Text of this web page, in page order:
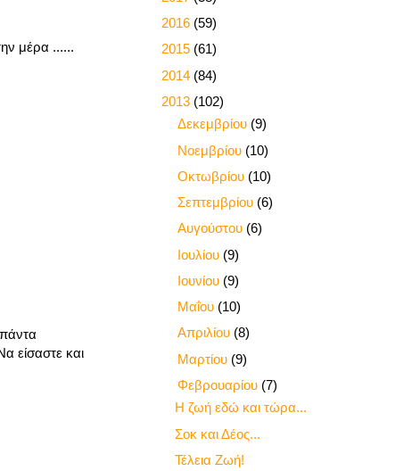
μέρα ......
είσαστε και
2016 (59)
2015 (61)
2014 (84)
2013 (102)
Δεκεμβρίου (9)
Νοεμβρίου (10)
Οκτωβρίου (10)
Σεπτεμβρίου (6)
Αυγούστου (6)
Ιουλίου (9)
Ιουνίου (9)
Μαΐου (10)
Απριλίου (8)
Μαρτίου (9)
Φεβρουαρίου (7)
Η ζωή εδώ και τώρα...
Σοκ και Δέος...
Τέλεια Ζωή!